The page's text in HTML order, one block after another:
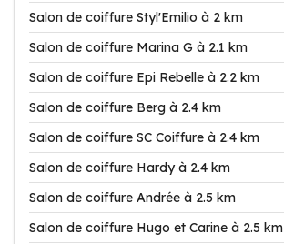
Salon de coiffure Styl'Emilio à 2 km
Salon de coiffure Marina G à 2.1 km
Salon de coiffure Epi Rebelle à 2.2 km
Salon de coiffure Berg à 2.4 km
Salon de coiffure SC Coiffure à 2.4 km
Salon de coiffure Hardy à 2.4 km
Salon de coiffure Andrée à 2.5 km
Salon de coiffure Hugo et Carine à 2.5 km